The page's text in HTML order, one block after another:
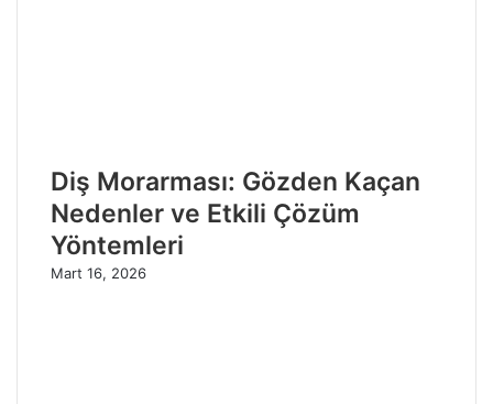
Diş Morarması: Gözden Kaçan
Nedenler ve Etkili Çözüm
Yöntemleri
Mart 16, 2026